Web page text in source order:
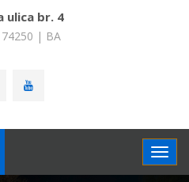
ulica br. 4
| BA